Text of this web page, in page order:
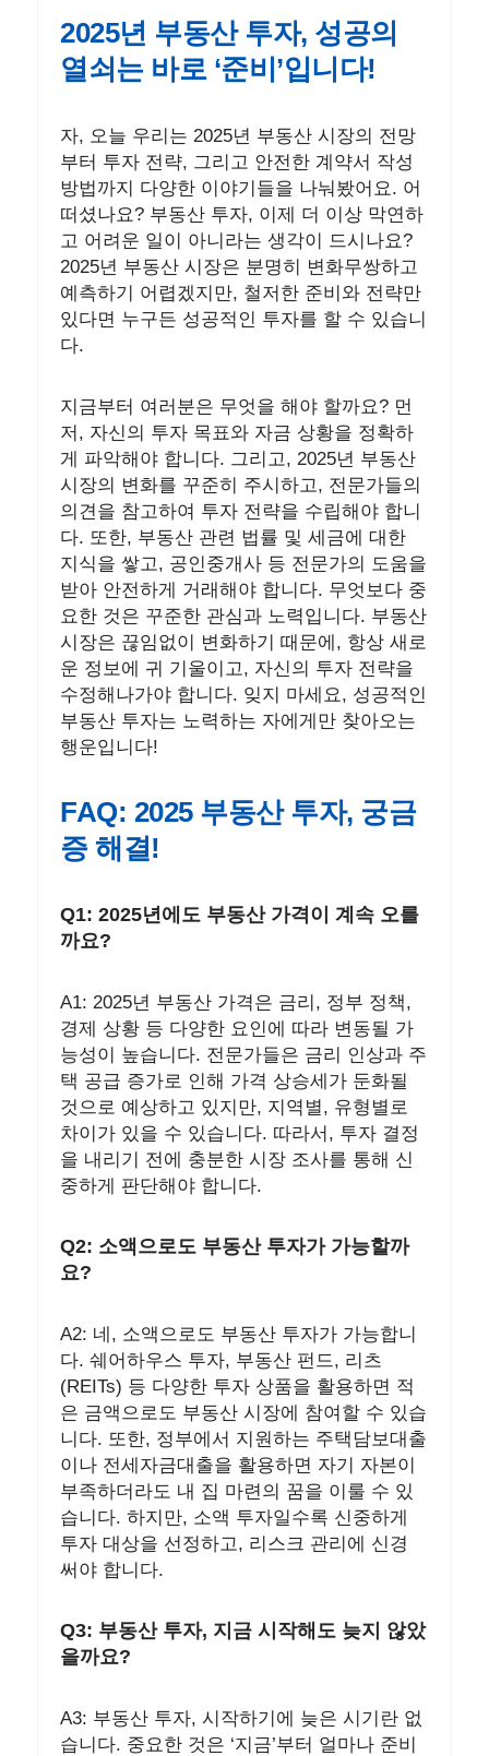
2025년 부동산 투자, 성공의
열쇠는 바로 ‘준비’입니다!
자, 오늘 우리는 2025년 부동산 시장의 전망
부터 투자 전략, 그리고 안전한 계약서 작성
방법까지 다양한 이야기들을 나눠봤어요. 어
떠셨나요? 부동산 투자, 이제 더 이상 막연하
고 어려운 일이 아니라는 생각이 드시나요?
2025년 부동산 시장은 분명히 변화무쌍하고
예측하기 어렵겠지만, 철저한 준비와 전략만
있다면 누구든 성공적인 투자를 할 수 있습니
다.
지금부터 여러분은 무엇을 해야 할까요? 먼
저, 자신의 투자 목표와 자금 상황을 정확하
게 파악해야 합니다. 그리고, 2025년 부동산
시장의 변화를 꾸준히 주시하고, 전문가들의
의견을 참고하여 투자 전략을 수립해야 합니
다. 또한, 부동산 관련 법률 및 세금에 대한
지식을 쌓고, 공인중개사 등 전문가의 도움을
받아 안전하게 거래해야 합니다. 무엇보다 중
요한 것은 꾸준한 관심과 노력입니다. 부동산
시장은 끊임없이 변화하기 때문에, 항상 새로
운 정보에 귀 기울이고, 자신의 투자 전략을
수정해나가야 합니다. 잊지 마세요, 성공적인
부동산 투자는 노력하는 자에게만 찾아오는
행운입니다!
FAQ: 2025 부동산 투자, 궁금
증 해결!
Q1: 2025년에도 부동산 가격이 계속 오를
까요?
A1: 2025년 부동산 가격은 금리, 정부 정책,
경제 상황 등 다양한 요인에 따라 변동될 가
능성이 높습니다. 전문가들은 금리 인상과 주
택 공급 증가로 인해 가격 상승세가 둔화될
것으로 예상하고 있지만, 지역별, 유형별로
차이가 있을 수 있습니다. 따라서, 투자 결정
을 내리기 전에 충분한 시장 조사를 통해 신
중하게 판단해야 합니다.
Q2: 소액으로도 부동산 투자가 가능할까
요?
A2: 네, 소액으로도 부동산 투자가 가능합니
다. 쉐어하우스 투자, 부동산 펀드, 리츠
(REITs) 등 다양한 투자 상품을 활용하면 적
은 금액으로도 부동산 시장에 참여할 수 있습
니다. 또한, 정부에서 지원하는 주택담보대출
이나 전세자금대출을 활용하면 자기 자본이
부족하더라도 내 집 마련의 꿈을 이룰 수 있
습니다. 하지만, 소액 투자일수록 신중하게
투자 대상을 선정하고, 리스크 관리에 신경
써야 합니다.
Q3: 부동산 투자, 지금 시작해도 늦지 않았
을까요?
A3: 부동산 투자, 시작하기에 늦은 시기란 없
습니다. 중요한 것은 ‘지금’부터 얼마나 준비